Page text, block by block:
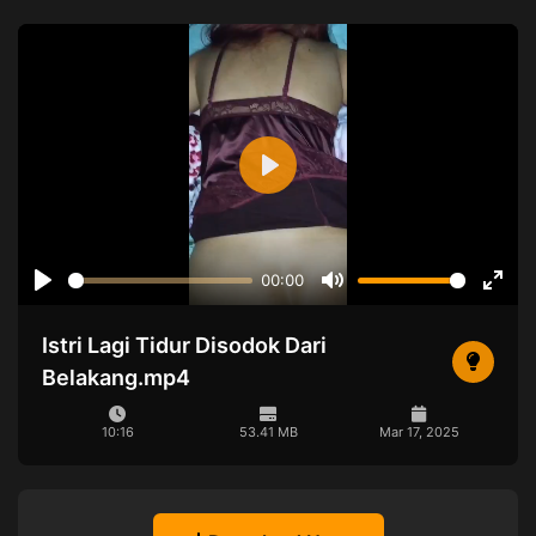
00:00
Mute
Play
Istri Lagi Tidur Disodok Dari
Belakang.mp4
10:16 53.41 MB Mar 17, 2025